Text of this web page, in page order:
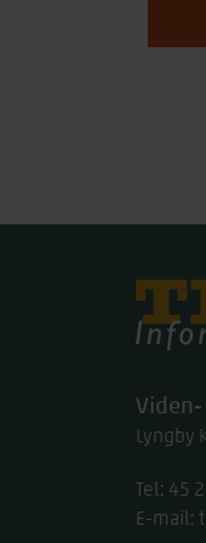
Lyngby
Tel: 45
E-mail: